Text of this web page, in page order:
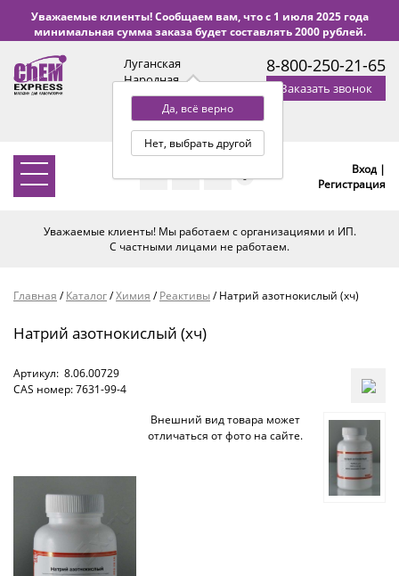
Уважаемые клиенты! Сообщаем вам, что с 1 июля 2025 года
минимальная сумма заказа будет составлять 2000 рублей.
Луганская
Народная
Республика
Да, всё верно
Нет, выбрать другой
с 9:00 до 18:00 по Уфе
(+2 МСК)
8-800-250-21-65
Заказать звонок
0
Вход |
Регистрация
Уважаемые клиенты! Мы работаем с организациями и ИП.
С частными лицами не работаем.
Главная /Каталог/Химия /Реактивы/Натрий азотнокислый (хч)
Натрий азотнокислый (хч)
Артикул: 8.06.00729
CAS номер: 7631-99-4
Внешний вид товара может
отличаться от фото на сайте.